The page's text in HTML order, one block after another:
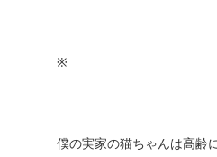
※
僕の実家の猫ちゃんは高齢